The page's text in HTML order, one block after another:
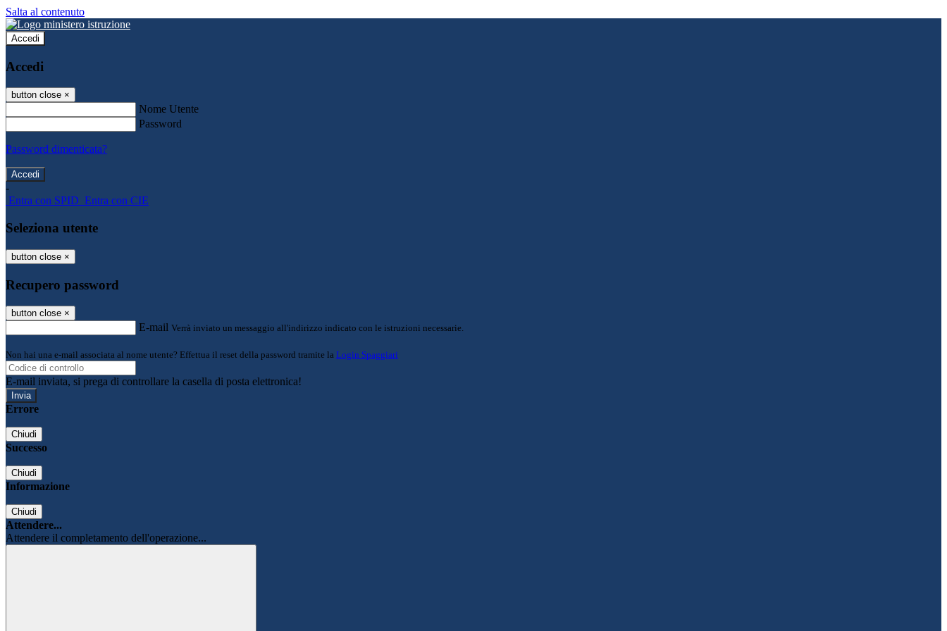
Salta al contenuto
Accedi
Accedi
button close ×
Nome Utente
Password
Password dimenticata?
-
Entra con SPID Entra con CIE
Seleziona utente
button close ×
Recupero password
button close ×
E-mail Verrà inviato un messaggio all'indirizzo indicato con le istruzioni necessarie.
Non hai una e-mail associata al nome utente? Effettua il reset della password tramite la Login Spaggiari
E-mail inviata, si prega di controllare la casella di posta elettronica!
Errore
Chiudi
Successo
Chiudi
Informazione
Chiudi
Attendere...
Attendere il completamento dell'operazione...